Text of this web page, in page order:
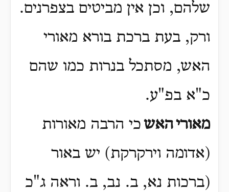
שלהם, וכן אין מביטים בצפרנים.
ורק, בעת ברכת בורא מאורי
האש, מסתכל בנרות כמו שהם
כ"א בפ"ע.
מאוריהאשכי הרבה מאורות
(אדומה וירקרקת) יש באור
(ברכות נא, ב. נב, ב. וראה ג"כ